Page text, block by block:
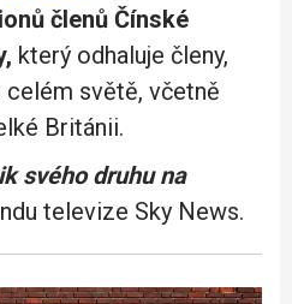
členů Čínské
který odhaluje členy,
světě, včetně
Británii.
svého druhu na
televize Sky News.